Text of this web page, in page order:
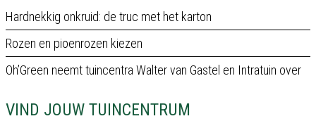
Hardnekkig onkruid: de truc met het karton
Rozen en pioenrozen kiezen
Oh’Green neemt tuincentra Walter van Gastel en Intratuin over
VIND JOUW TUINCENTRUM